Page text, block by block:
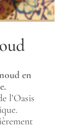
en
l’Oasis